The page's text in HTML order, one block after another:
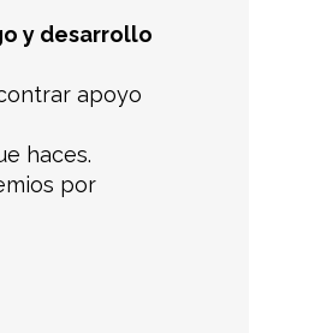
y desarrollo
apoyo
haces.
por